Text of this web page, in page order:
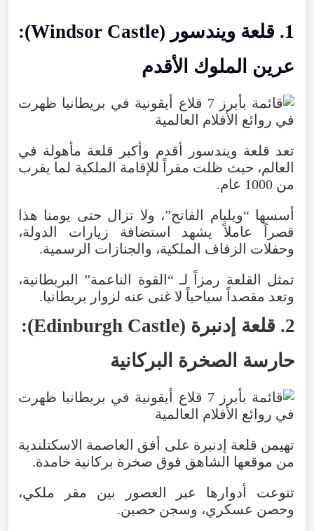
1
. قلعة ويندسور (
Windsor Castle
):
عرين الملوك الأقدم
تعد قلعة ويندسور أقدم وأكبر قلعة مأهولة في
العالم، حيث ظلت مقراً للإقامة الملكية لما يقرب
من
عام.
أسسها “ويليام الفاتح”، ولا تزال حتى يومنا هذا
قصراً
عاملاً يشهد استضافة زيارات الدولة،
وحفلات الزفاف الملكية، والجنازات الرسمية.
تمثل القلعة رمزاً لـ“القوة الناعمة” البريطانية،
وتعد مقصداً سياحياً لا غنى عنه لزوار بريطانيا.
2
. قلعة إدنبرة (
Edinburgh Castle
):
حارسة الصخرة البركانية
تهيمن قلعة إدنبرة على أفق العاصمة الاسكتلندية
من موقعها الشاهق فوق صخرة بركانية خامدة.
تنوعت
أدوارها عبر العصور بين مقر ملكي،
وحصن عسكري، وسجن حصين.